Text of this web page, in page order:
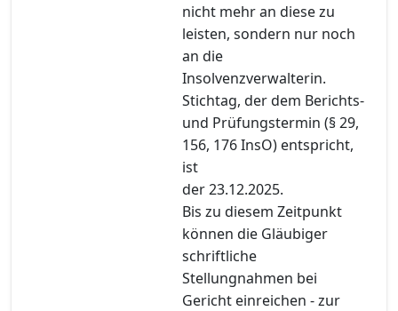
nicht mehr an diese zu
leisten, sondern nur noch
an die
Insolvenzverwalterin.
Stichtag, der dem Berichts-
und Prüfungstermin (§ 29,
156, 176 InsO) entspricht,
ist
der 23.12.2025.
Bis zu diesem Zeitpunkt
können die Gläubiger
schriftliche
Stellungnahmen bei
Gericht einreichen - zur